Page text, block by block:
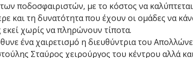
ποδοσφαιριστών, με το κόστος να καλύπτεται
και τη δυνατότητα που έχουν οι ομάδες να
χωρίς να πληρώνουν τίποτα.
ένα χαιρετισμό η διευθύντρια του
Σταύρος χειρούργος του κέντρου αλλά